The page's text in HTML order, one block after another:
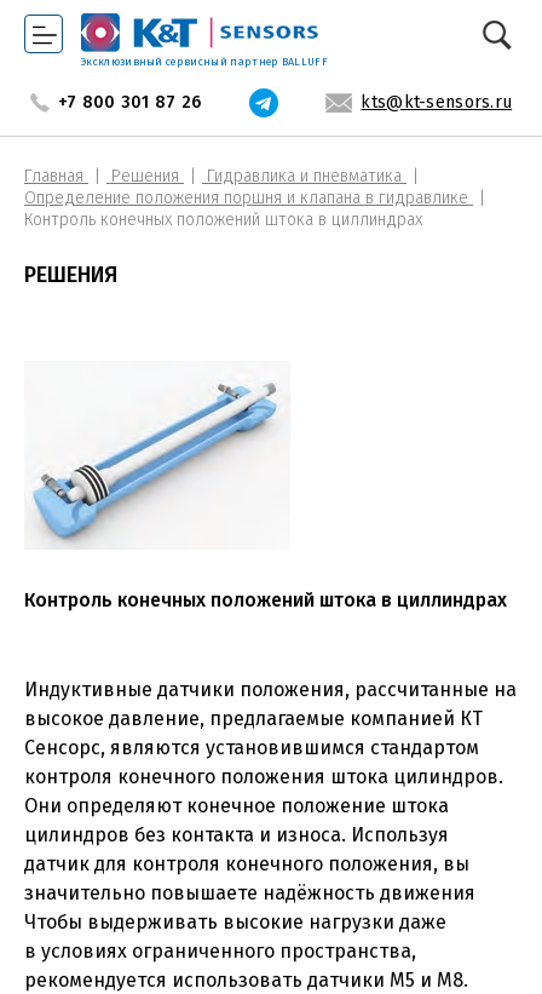
Эксклюзивный сервисный партнер BALLUFF
+7 800 301 87 26 kts@kt-sensors.ru
Главная Решения
Гидравлика и пневматика
Определение положения поршня и клапана в гидравлике
Контроль конечных положений штока в циллиндрах
РЕШЕНИЯ
Контроль конечных положений штока в циллиндрах
Индуктивные датчики положения, рассчитанные на
высокое давление, предлагаемые компанией КТ
Сенсорс, являются установившимся стандартом
контроля конечного положения штока цилиндров.
Они определяют конечное положение штока
цилиндров без контакта и износа. Используя
датчик для контроля конечного положения, вы
значительно повышаете надёжность движения
Чтобы выдерживать высокие нагрузки даже
в условиях ограниченного пространства,
рекомендуется использовать датчики М5 и М8.